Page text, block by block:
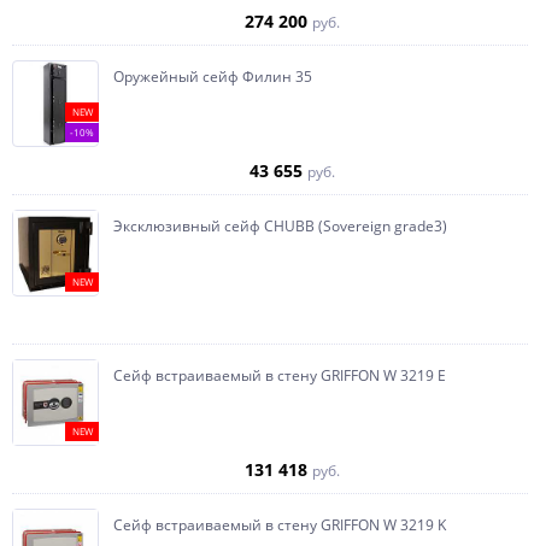
274 200 руб.
NEW
-10%
Оружейный сейф Филин 35
43 655 руб.
NEW
Эксклюзивный сейф CHUBB (Sovereign grade3)
NEW
Сейф встраиваемый в стену GRIFFON W 3219 E
131 418 руб.
Сейф встраиваемый в стену GRIFFON W 3219 K